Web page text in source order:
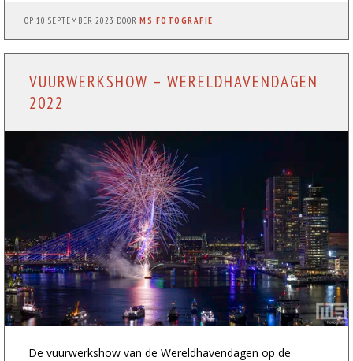
OP10 SEPTEMBER 2023 DOORMS FOTOGRAFIE
VUURWERKSHOW – WERELDHAVENDAGEN
2022
De vuurwerkshow van de Wereldhavendagen op de